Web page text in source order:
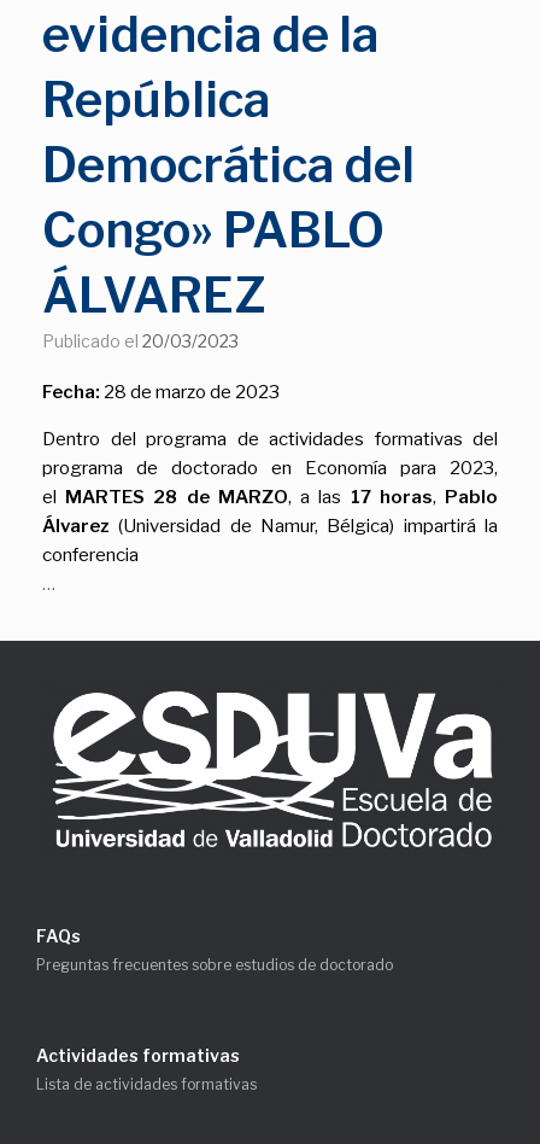
evidencia de la
República
Democrática del
Congo» PABLO
ÁLVAREZ
Publicado el 20/03/2023
Fecha: 28 de marzo de 2023
Dentro del programa de actividades formativas del
programa de doctorado en Economía para 2023,
el MARTES 28 de MARZO, a las 17 horas, Pablo
Álvarez (Universidad de Namur, Bélgica) impartirá la
conferencia
…
FAQs
Preguntas frecuentes sobre estudios de doctorado
Actividades formativas
Lista de actividades formativas